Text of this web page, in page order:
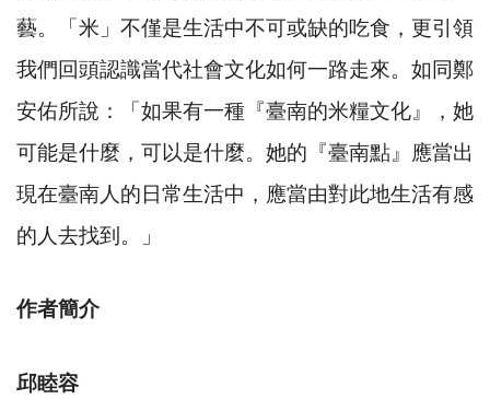
藝。「米」不僅是生活中不可或缺的吃食，更引領
我們回頭認識當代社會文化如何一路走來。如同鄭
安佑所說：「如果有一種『臺南的米糧文化』，她
可能是什麼，可以是什麼。她的『臺南點』應當出
現在臺南人的日常生活中，應當由對此地生活有感
的人去找到。」
作者簡介
邱睦容